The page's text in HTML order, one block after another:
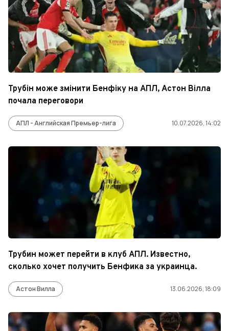
Трубін може змінити Бенфіку на АПЛ, Астон Вілла
почала переговори
АПЛ - Английская Премьер-лига 10.07.2026, 14:02
Трубин может перейти в клуб АПЛ. Известно,
сколько хочет получить Бенфика за украинца.
Астон Вилла 13.06.2026, 18:09